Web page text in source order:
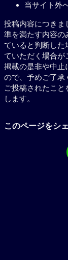
当サイト外
投稿内容につきま
準を満たす内容の
ていると判断した
ていただく場合が
掲載の是非や中止
ので、予めご了承
ご投稿されたこ
します。
このページをシ